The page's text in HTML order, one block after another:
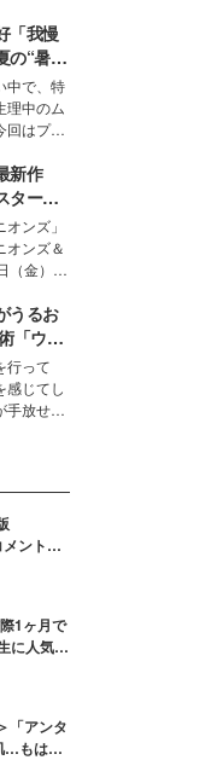
ースと
”に改
る様
の艶やか
容好きの
を紹介し
「我慢
の“暑さ
は？
中で、特
理中のム
回はプラ
橋下美
会トー
に過ご
た夏の
した。
新作
ター
メチャ
”に感
ンズ」
オンズ＆
（金）に
を持つモ
特別対
点か
予想外
ストーリ
てもらっ
うるお
「ウォ
スキ
ンケア
行って
感じてし
手放せな
ーキャ
肌）」
。ント
1ヶ月で
に人気タ
「アンタ
…もはや